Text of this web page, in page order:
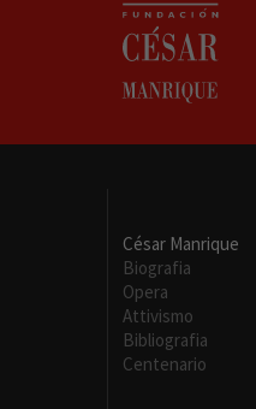
César Manrique
Biografia
Opera
Attivismo
Bibliografia
Centenario